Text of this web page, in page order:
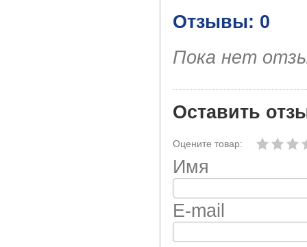
Отзывы: 0
Пока нет
Оставить
Оцените товар:
Имя
E-mail